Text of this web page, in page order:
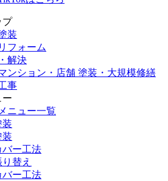
プ
装
フォーム
解決
ンション・店舗 塗装・大規模修繕
事
ー
ニュー一覧
装
装
バー工法
替え
バー工法